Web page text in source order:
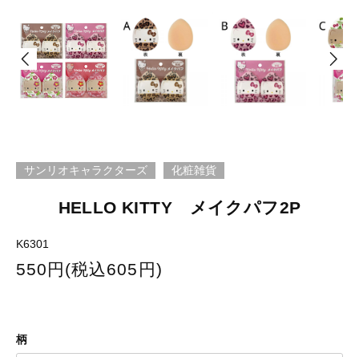
サンリオキャラクターズ 化粧雑貨
HELLO KITTY メイクパフ2P
K6301
550円(税込605円)
柄